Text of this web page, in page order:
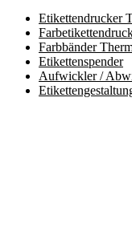
Etikettendrucker
Farbbänder
Etikettenspender
Aufwickler /